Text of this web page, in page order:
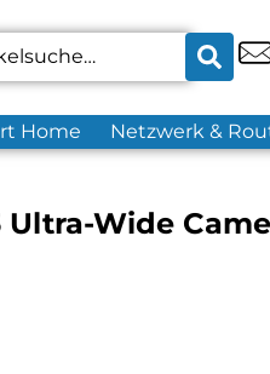
Home Netzwerk &
Ultra-Wide